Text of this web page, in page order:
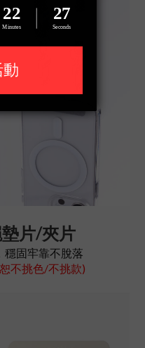
片/夾片
穩固牢靠不脫落
不挑色/不挑款)